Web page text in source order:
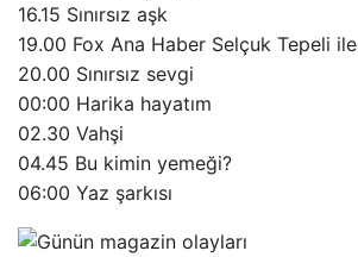
16.15 Sınırsız aşk
19.00 Fox Ana Haber Selçuk Tepeli ile
20.00 Sınırsız sevgi
00:00 Harika hayatım
02.30 Vahşi
04.45 Bu kimin yemeği?
06:00 Yaz şarkısı